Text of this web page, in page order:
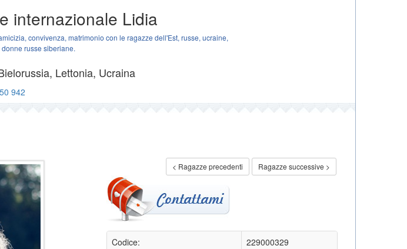
internazionale Lidia
convivenza, matrimonio con le ragazze dell'Est, russe, ucraine,
russe siberiane.
Lettonia, Ucraina
942
< Ragazze precedenti Ragazze successive >
Codice:
229000329